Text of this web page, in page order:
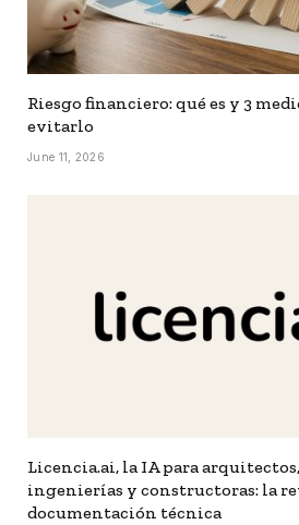
Riesgo financiero: qué es y 3
evitarlo
June 11, 2026
Licencia.ai, la IA para
ingenierías y constructoras: la
documentación técnica